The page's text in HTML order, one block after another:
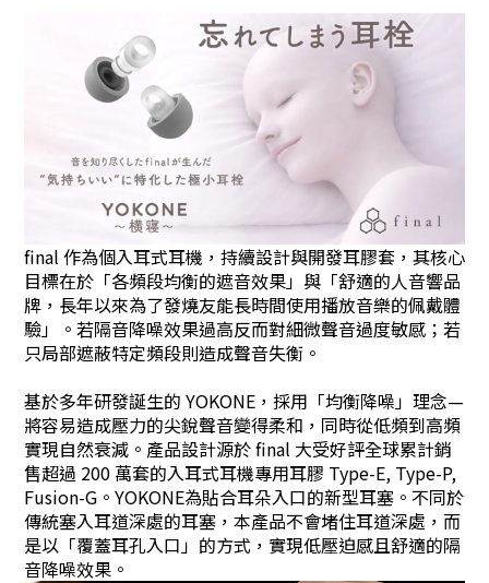
final 作為個入耳式耳機，持續設計與開發耳膠套，其核心
目標在於「各頻段均衡的遮音效果」與「舒適的人音響品
牌，長年以來為了發燒友能長時間使用播放音樂的佩戴體
驗」。若隔音降噪效果過高反而對細微聲音過度敏感；若
只局部遮蔽特定頻段則造成聲音失衡。
基於多年研發誕生的 YOKONE，採用「均衡降噪」理念—
將容易造成壓力的尖銳聲音變得柔和，同時從低頻到高頻
實現自然衰減。產品設計源於 final 大受好評全球累計銷
售超過 200 萬套的入耳式耳機專用耳膠 Type-E, Type-P,
Fusion-G。YOKONE為貼合耳朵入口的新型耳塞。不同於
傳統塞入耳道深處的耳塞，本產品不會堵住耳道深處，而
是以「覆蓋耳孔入口」的方式，實現低壓迫感且舒適的隔
音降噪效果。